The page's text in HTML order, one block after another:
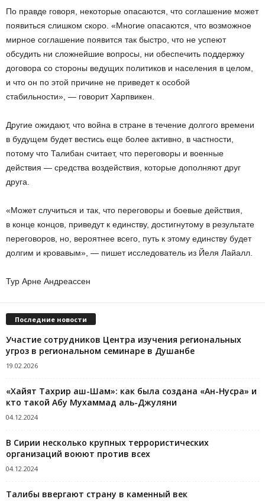
По правде говоря, некоторые опасаются, что соглашение может
появиться слишком скоро. «Многие опасаются, что возможное
мирное соглашение появится так быстро, что не успеют
обсудить ни сложнейшие вопросы, ни обеспечить поддержку
договора со стороны ведущих политиков и населения в целом,
и что он по этой причине не приведет к особой
стабильности», — говорит Харпвикен.
Другие ожидают, что война в стране в течение долгого времени
в будущем будет вестись еще более активно, в частности,
потому что Талибан считает, что переговоры и военные
действия — средства воздействия, которые дополняют друг
друга.
«Может случиться и так, что переговоры и боевые действия,
в конце концов, приведут к единству, достигнутому в результате
переговоров, но, вероятнее всего, путь к этому единству будет
долгим и кровавым», — пишет исследователь из Йеля Лайалл.
Тур Арне Андреассен
Последние новости
Участие сотрудников Центра изучения региональных
угроз в региональном семинаре в Душанбе
19.02.2026
«Хайят Тахрир аш-Шам»: как была создана «Ан-Нусра» и
кто такой Абу Мухаммад аль-Джуляни
04.12.2024
В Сирии несколько крупных террористических
организаций воюют против всех
04.12.2024
Талибы ввергают страну в каменный век